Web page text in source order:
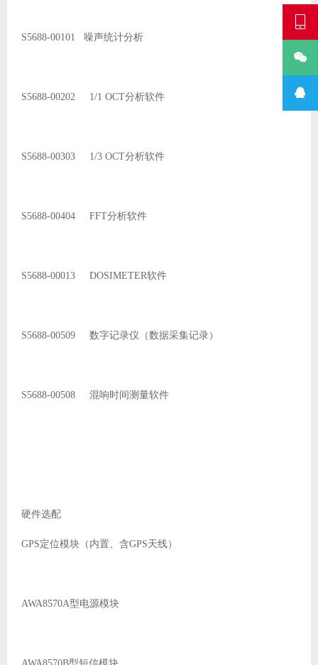
S5688-00101 噪声统计分析
S5688-00202 1/1 OCT分析软件
S5688-00303 1/3 OCT分析软件
S5688-00404 FFT分析软件
S5688-00013 DOSIMETER软件
S5688-00509 数字记录仪（数据采集记录）
S5688-00508 混响时间测量软件
硬件选配
GPS定位模块（内置、含GPS天线）
AWA8570A型电源模块


